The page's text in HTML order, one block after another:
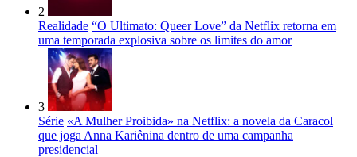
2
Realidade “O Ultimato: Queer Love” da Netflix retorna em
uma temporada explosiva sobre os limites do amor
3
Série «A Mulher Proibida» na Netflix: a novela da Caracol
que joga Anna Kariênina dentro de uma campanha
presidencial